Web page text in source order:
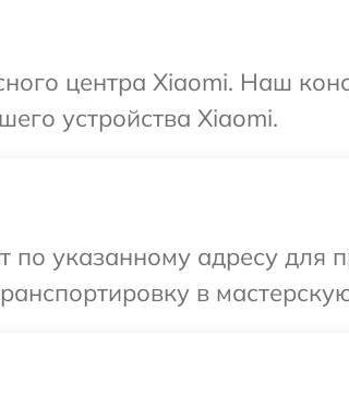
центра Xiaomi. Наш
устройства Xiaomi.
по указанному адресу для
в